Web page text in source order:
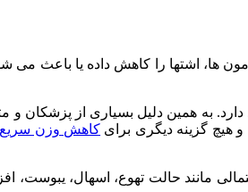
‌ها، اشتها را کاهش داده یا
به همین دلیل بسیاری از پزشکان
هیچ گزینه دیگری برای کاهش وزن سریع
مانند حالت تهوع، اسهال، یبوست،